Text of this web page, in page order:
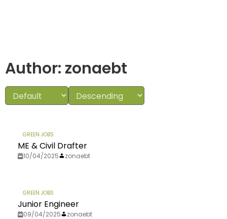
Author: zonaebt
GREEN JOBS
ME & Civil Drafter
10/04/2025 zonaebt
GREEN JOBS
Junior Engineer
09/04/2025 zonaebt